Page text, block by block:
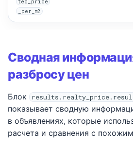
ted_price
_per_m2
Сводная
разбросу цен
Блок
показывает сводную
в объявлениях, которые
расчета и сравнения с